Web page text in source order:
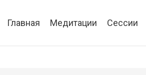
Главная Медитации Сессии